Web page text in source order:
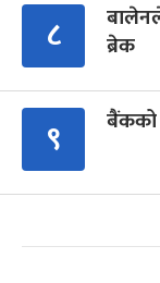
८
ब्रेक
९ बैंकको